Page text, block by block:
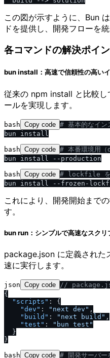
この図が示すように、Bun
ドを提供し、開発フローを統
各コマンドの解決ポイ
bun install：高速で信頼性の高い
従来の npm install と比較し
ールを実現します。
bash Copy code # 基本的なイン
bash Copy code # 本番環境用
bash Copy code # lockfile を
これにより、開発開始まで
す。
bun run：シンプルで高速なスクリ
package.json に定義された
速に実行します。
json Copy code / /
{
"scripts" :
{
"dev" : "next dev" ,
"build" : "next build" ,
"test" :
"bun test"
}
}
bash Copy code # 開発サーバー